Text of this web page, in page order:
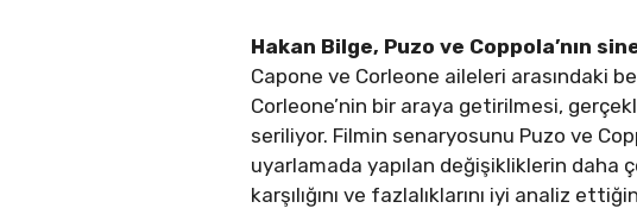
Hakan Bilge, Puzo ve Coppola’nın
Capone ve Corleone aileleri arasındaki
Corleone’nin bir araya getirilmesi,
seriliyor. Filmin senaryosunu Puzo ve
uyarlamada yapılan değişikliklerin daha
karşılığını ve fazlalıklarını iyi analiz